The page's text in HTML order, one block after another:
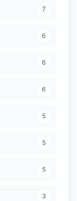
7
6
6
6
5
5
5
3